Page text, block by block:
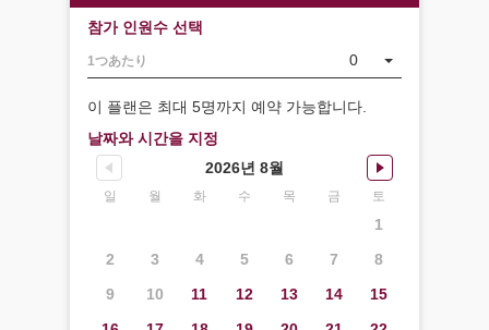
참가 인원수 선택
1つあたり 0
이 플랜은 최대 5명까지 예약 가능합니다.
날짜와 시간을 지정
2026년 8월
일 월 화 수 목 금 토
1
2
3 4 5 6 7
8
9
10 11 12 13 14
15